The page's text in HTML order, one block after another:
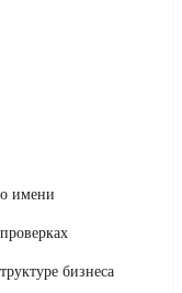
имени
бизнеса